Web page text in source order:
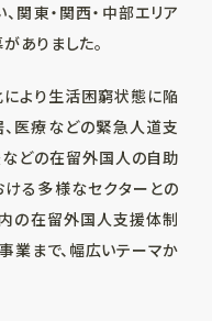
関東・関西・中部エリア
ありました。
より生活困窮状態に陥
医療などの緊急人道支
どの在留外国人の自助
る多様なセクターとの
の在留外国人支援体制
業まで、幅広いテーマか